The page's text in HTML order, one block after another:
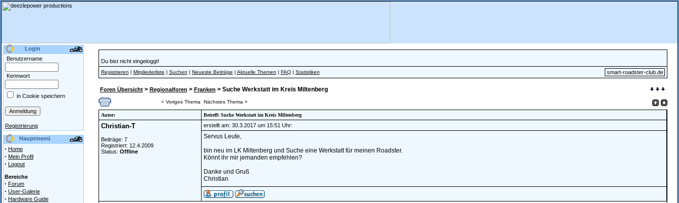
Login
Benutzername
Kennwort
in Cookie speichern
Registrierung
Hauptmenü
· Home
· Mein Profil
· Logout
Bereiche
· Forum
· User-Galerie
· Hardware Guide
Du bist nicht eingeloggt!
Registrieren | Mitgliederliste | Suchen | Neueste Beiträge | Aktuelle Themen | FAQ| Statistiken smart-roadster-club.de
Foren Übersicht> Regionalforen > Franken > Suche Werkstatt im Kreis Miltenberg
< Voriges Thema Nächstes Thema >
Autor: Betreff: Suche Werkstatt im Kreis Miltenberg
Christian-T
Beiträge: 7
Registriert: 12.4.2009
Status: Offline
erstellt am: 30.3.2017 um 15:51 Uhr:
Servus Leute,
bin neu im LK Miltenberg und Suche eine Werkstatt für meinen Roadster.
Könnt ihr mir jemanden empfehlen?
Danke und Gruß
Christian